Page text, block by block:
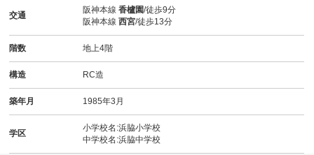
交通
阪神本線香櫨園/徒歩9分
阪神本線西宮/徒歩13分
階数 地上4階
構造 RC造
築年月 1985年3月
学区
小学校名:浜脇小学校
中学校名:浜脇中学校